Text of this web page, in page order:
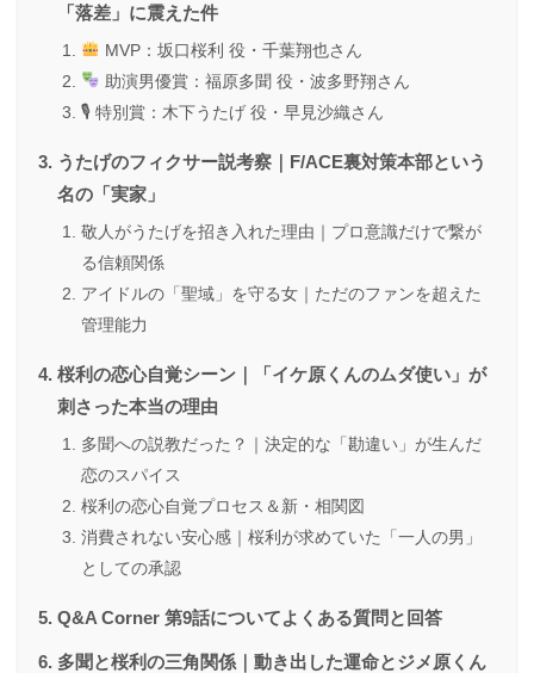
「落差」に震えた件
MVP：坂口桜利 役・千葉翔也さん
助演男優賞：福原多聞 役・波多野翔さん
🎙 特別賞：木下うたげ 役・早見沙織さん
うたげのフィクサー説考察｜F/ACE裏対策本部という
名の「実家」
敬人がうたげを招き入れた理由｜プロ意識だけで繋が
る信頼関係
アイドルの「聖域」を守る女｜ただのファンを超えた
管理能力
桜利の恋心自覚シーン｜「イケ原くんのムダ使い」が
刺さった本当の理由
多聞への説教だった？｜決定的な「勘違い」が生んだ
恋のスパイス
桜利の恋心自覚プロセス＆新・相関図
消費されない安心感｜桜利が求めていた「一人の男」
としての承認
Q&A Corner 第9話についてよくある質問と回答
多聞と桜利の三角関係｜動き出した運命とジメ原くん